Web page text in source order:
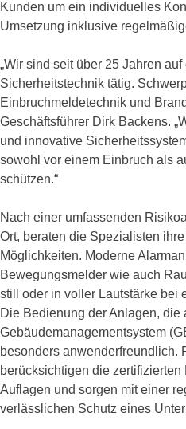
Kunden um ein individuelles
Umsetzung inklusive
„Wir sind seit über 25 Jahren
Sicherheitstechnik tätig.
Einbruchmeldetechnik und
Geschäftsführer Dirk Backens.
und innovative
sowohl vor einem Einbruch als
schützen.“
Nach einer umfassenden
Ort, beraten die Spezialisten
Möglichkeiten. Moderne
Bewegungsmelder wie auch
still oder in voller Lautstärke bei
Die Bedienung der Anlagen, die
Gebäudemanagementsystem
besonders anwenderfreundlich.
berücksichtigen die
Auflagen und sorgen mit einer
verlässlichen Schutz eines